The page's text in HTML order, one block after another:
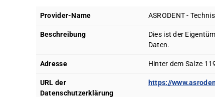
Provider-Name ASRODENT -
Beschreibung
Dies ist der
Daten.
Adresse Hinter dem Salze
URL der
Datenschutzerklärung
https://